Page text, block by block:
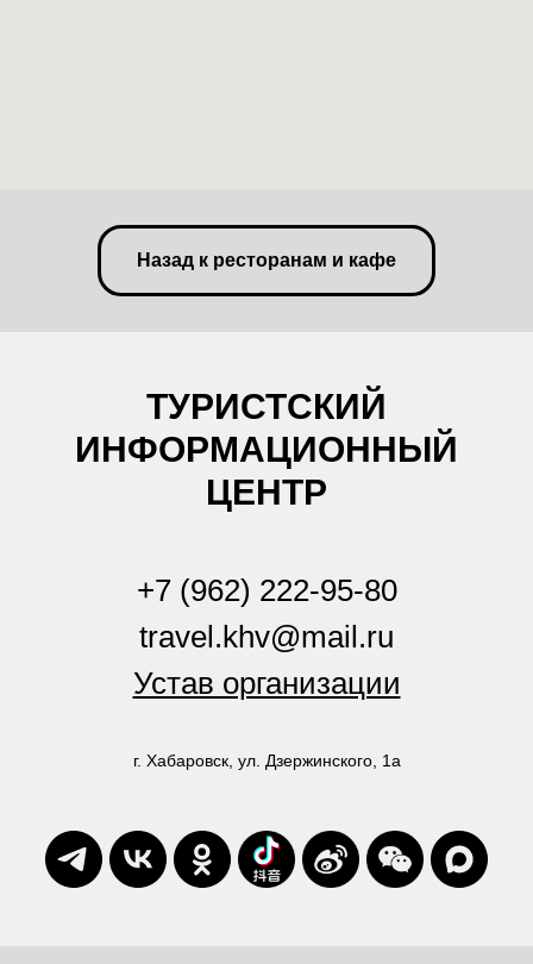
Назад к ресторанам и кафе
ТУРИСТСКИЙ
ИНФОРМАЦИОННЫЙ
ЦЕНТР
+7 (962) 222-95-80
travel.khv@mail.ru
Устав организации
г. Хабаровск, ул. Дзержинского, 1а